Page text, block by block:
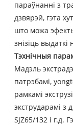
параўнанні з
дзвярэй, гэта
што можа
знізіць
Тэхнічныя
Мадэль
патрэбамі,
рамкамі
экстрударамі з
SJZ65/132 і г.д.